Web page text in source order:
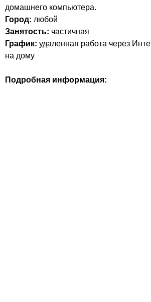
домашнего компьютера.
Город: любой
Занятость: частичная
График: удаленная работа через
на дому
Подробная информация: